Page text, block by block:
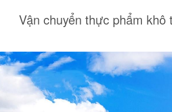
Vận chuyển thực phẩm